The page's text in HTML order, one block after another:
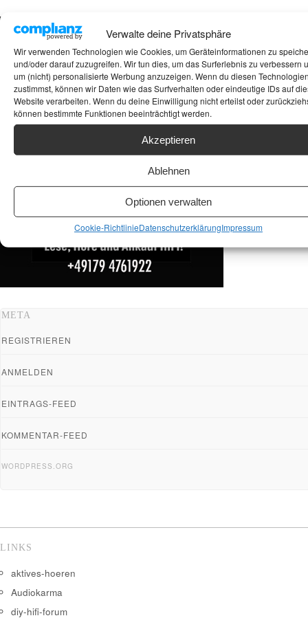
Verwalte deine Privatsphäre
Wir verwenden Technologien wie Cookies, um Geräteinformationen zu
und/oder darauf zuzugreifen. Wir tun dies, um das Surferlebnis zu verbessern
um (nicht) personalisierte Werbung anzuzeigen. Wenn du diesen
zustimmst, können wir Daten wie das Surfverhalten oder eindeutige IDs auf
Website verarbeiten. Wenn du deine Einwilligung nicht erteilst oder
können bestimmte Funktionen beeinträchtigt werden.
Akzeptieren
Ablehnen
Optionen verwalten
Cookie-RichtlinieDatenschutzerklärungImpressum
Suchen
ANKAUF HIFI & HIGH GERÄTE: +491794761922
META
REGISTRIEREN
ANMELDEN
EINTRAGS-FEED
KOMMENTAR-FEED
WORDPRESS.ORG
LINKS
aktives-hoeren
Audiokarma
diy-hifi-forum